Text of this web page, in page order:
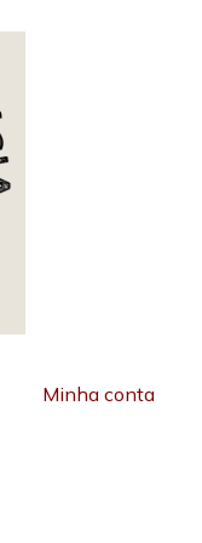
Minha conta